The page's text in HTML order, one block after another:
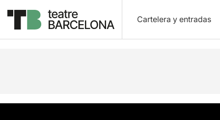
Cartelera y entradas
Descripción Ficha artística Fotos y vídeos